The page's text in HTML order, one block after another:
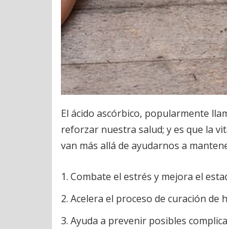
El ácido ascórbico, popularmente
reforzar nuestra salud; y es que la
van más allá de ayudarnos a
Combate el estrés y mejora el
Acelera el proceso de curación de
Ayuda a prevenir posibles